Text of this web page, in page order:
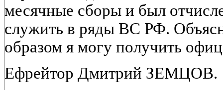
месячные сборы и был
служить в ряды ВС РФ.
образом я могу получить
Ефрейтор Дмитрий ЗЕМЦОВ.